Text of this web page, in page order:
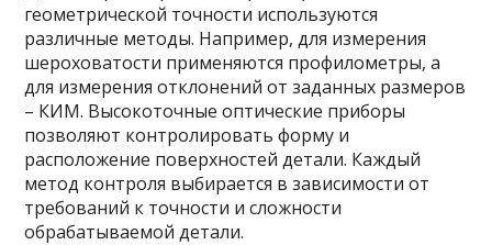
геометрической точности используются
различные методы. Например, для измерения
шероховатости применяются профилометры, а
для измерения отклонений от заданных размеров
– КИМ. Высокоточные оптические приборы
позволяют контролировать форму и
расположение поверхностей детали. Каждый
метод контроля выбирается в зависимости от
требований к точности и сложности
обрабатываемой детали.